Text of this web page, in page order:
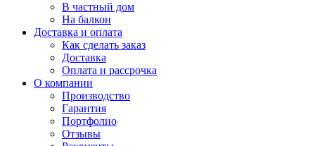
В частный дом
На балкон
Доставка и оплата
Как сделать заказ
Доставка
Оплата и рассрочка
О компании
Производство
Гарантия
Портфолио
Отзывы